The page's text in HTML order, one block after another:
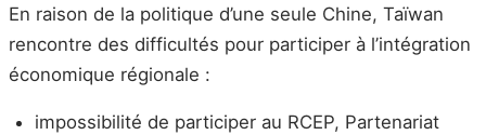
En raison de la politique d’une seule Chine, Taïwan
rencontre des difficultés pour participer à l’intégration
économique régionale :
impossibilité de participer au RCEP, Partenariat